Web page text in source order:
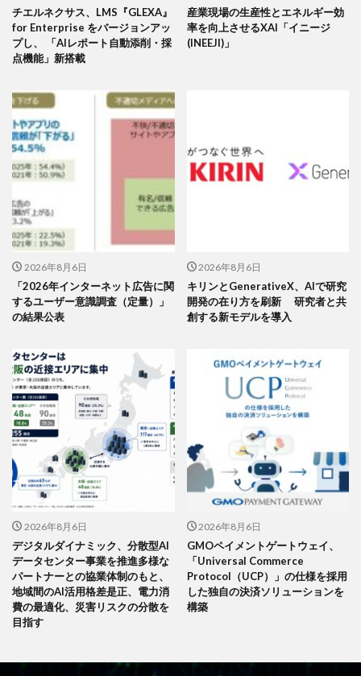
チエルネクサス、LMS『GLEXA』
for Enterprise をバージョンアッ
プし、 「AIレポート自動添削・採
点機能」新搭載
産業現場の生産性とエネルギー効
率を向上させるXAI「イニージ
(INEEJI)」
2026年8月6日
「2026年インターネット広告に関
するユーザー意識調査（定量）」
の結果公表
2026年8月6日
キリンとGenerativeX、AIで研究
開発の在り方を刷新 研究者と共
創する新モデルを導入
2026年8月6日
デジタルダイナミック、分散型AI
データセンター事業を推進多様な
パートナーとの協業体制のもと、
地域間のAI活用格差是正、電力消
費の最適化、災害リスクの分散を
目指す
2026年8月6日
GMOペイメントゲートウェイ、
「Universal Commerce
Protocol（UCP）」の仕様を採用
した独自の決済ソリューションを
構築